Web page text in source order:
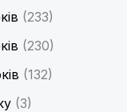
(233)
(230)
(132)
(3)